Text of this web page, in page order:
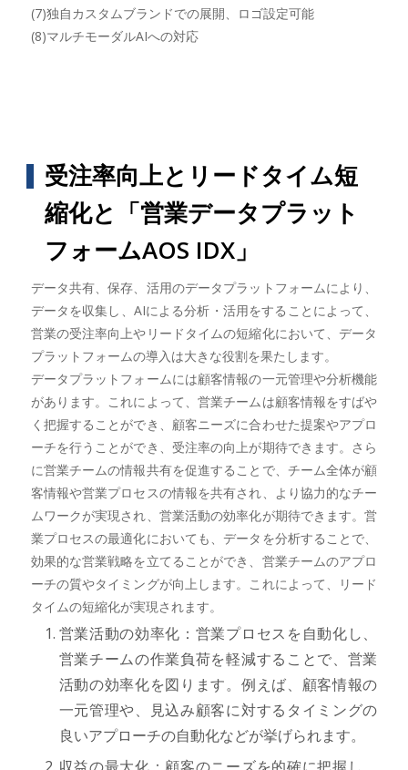
(7)独自カスタムブランドでの展開、ロゴ設定可能
(8)マルチモーダルAIへの対応
受注率向上とリードタイム短
縮化と「営業データプラット
フォームAOS IDX」
データ共有、保存、活用のデータプラットフォームにより、
データを収集し、AIによる分析・活用をすることによって、
営業の受注率向上やリードタイムの短縮化において、データ
プラットフォームの導入は大きな役割を果たします。
データプラットフォームには顧客情報の一元管理や分析機能
があります。これによって、営業チームは顧客情報をすばや
く把握することができ、顧客ニーズに合わせた提案やアプロ
ーチを行うことができ、受注率の向上が期待できます。さら
に営業チームの情報共有を促進することで、チーム全体が顧
客情報や営業プロセスの情報を共有され、より協力的なチー
ムワークが実現され、営業活動の効率化が期待できます。営
業プロセスの最適化においても、データを分析することで、
効果的な営業戦略を立てることができ、営業チームのアプロ
ーチの質やタイミングが向上します。これによって、リード
タイムの短縮化が実現されます。
営業活動の効率化：営業プロセスを自動化し、
営業チームの作業負荷を軽減することで、営業
活動の効率化を図ります。例えば、顧客情報の
一元管理や、見込み顧客に対するタイミングの
良いアプローチの自動化などが挙げられます。